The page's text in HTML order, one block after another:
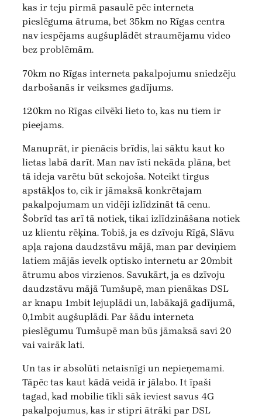
kas ir teju pirmā pasaulē pēc interneta
pieslēguma ātruma, bet 35km no Rīgas centra
nav iespējams augšuplādēt straumējamu video
bez problēmām.
70km no Rīgas interneta pakalpojumu sniedzēju
darbošanās ir veiksmes gadījums.
120km no Rīgas cilvēki lieto to, kas nu tiem ir
pieejams.
Manuprāt, ir pienācis brīdis, lai sāktu kaut ko
lietas labā darīt. Man nav īsti nekāda plāna, bet
tā ideja varētu būt sekojoša. Noteikt tirgus
apstākļos to, cik ir jāmaksā konkrētajam
pakalpojumam un vidēji izlīdzināt tā cenu.
Šobrīd tas arī tā notiek, tikai izlīdzināšana notiek
uz klientu rēķina. Tobiš, ja es dzīvoju Rīgā, Slāvu
apļa rajona daudzstāvu mājā, man par deviņiem
latiem mājās ievelk optisko internetu ar 20mbit
ātrumu abos virzienos. Savukārt, ja es dzīvoju
daudzstāvu mājā Tumšupē, man pienākas DSL
ar knapu 1mbit lejuplādi un, labākajā gadījumā,
0,1mbit augšuplādi. Par šādu interneta
pieslēgumu Tumšupē man būs jāmaksā savi 20
vai vairāk lati.
Un tas ir absolūti netaisnīgi un nepieņemami.
Tāpēc tas kaut kādā veidā ir jālabo. It īpaši
tagad, kad mobilie tīkli sāk ieviest savus 4G
pakalpojumus, kas ir stipri ātrāki par DSL